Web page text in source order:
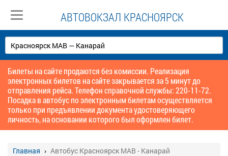
АВТОВОКЗАЛ КРАСНОЯРСК
Билеты на сайте продаются без комиссии. Реализация
электронных билетов на сайте закрывается за 5 минут до
отправления рейса. Телефон справочной службы: 220-11-72.
Посадка в автобус по электронным билетам осуществляется
только при предъявлении документа удостоверяющего
личность, на основании которого был оформлен билет.
Главная Автобус Красноярск МАВ - Канарай